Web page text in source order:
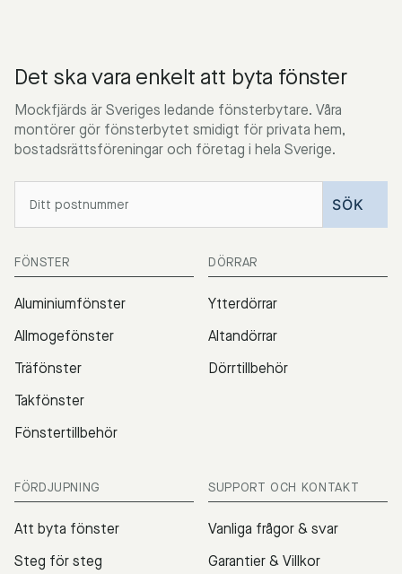
Det ska vara enkelt att byta fönster
Mockfjärds är Sveriges ledande fönsterbytare. Våra
montörer gör fönsterbytet smidigt för privata hem,
bostadsrättsföreningar och företag i hela Sverige.
FÖNSTER
Aluminiumfönster
Allmogefönster
Träfönster
Takfönster
Fönstertillbehör
DÖRRAR
Ytterdörrar
Altandörrar
Dörrtillbehör
FÖRDJUPNING
Att byta fönster
Steg för steg
SUPPORT OCH KONTAKT
Vanliga frågor & svar
Garantier & Villkor